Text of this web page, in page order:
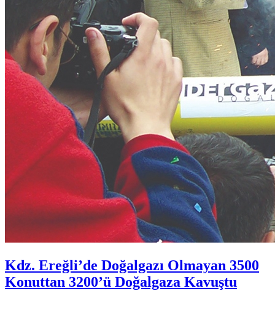
Kdz. Ereğli’de Doğalgazı Olmayan 3500
Konuttan 3200’ü Doğalgaza Kavuştu